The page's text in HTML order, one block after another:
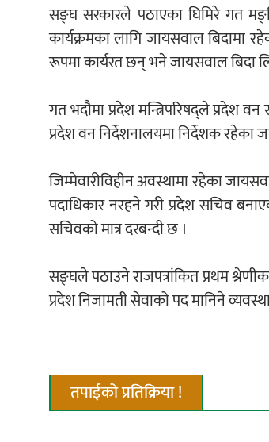
सङ्घ सरकारले पठाएका घिमिरे गत
कार्यक्रमका लागि जायसवाल बिदामा
रूपमा कार्यरत छन् भने जायसवाल बिदा
गत भदौमा प्रदेश मन्त्रिपरिषद्ले प्रदेश
प्रदेश वन निर्देशनालयमा निर्देशक रहेका
जिम्मेवारीविहीन अवस्थामा रहेका
पदाधिकार नरहने गरी प्रदेश सचिव
सचिवको मात्र दरबन्दी छ ।
सङ्घले पठाउने राजपत्रांकित प्रथम
प्रदेश निजामती सेवाको पद मानिने
तपाईको प्रतिक्रिया !